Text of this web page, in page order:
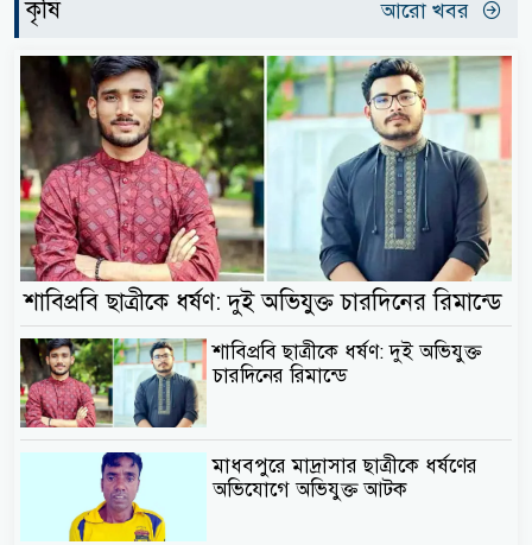
কৃষি আরো খবর
শাবিপ্রবি ছাত্রীকে ধর্ষণ: দুই অভিযুক্ত চারদিনের রিমান্ডে
শাবিপ্রবি ছাত্রীকে ধর্ষণ: দুই অভিযুক্ত
চারদিনের রিমান্ডে
মাধবপুরে মাদ্রাসার ছাত্রীকে ধর্ষণের
অভিযোগে অভিযুক্ত আটক